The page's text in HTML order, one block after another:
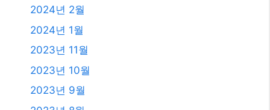
2023년 2월
2023년 1월
2021년 2월
2020년 12월
2020년 11월